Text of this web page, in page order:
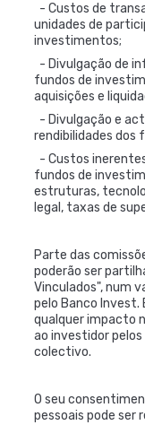
- Custos de
unidades de
investimentos;
- Divulgação de
fundos de
aquisições e
- Divulgação e
rendibilidades dos
- Custos
fundos de
estruturas,
legal, taxas de
Parte das
poderão ser
Vinculados", num
pelo Banco
qualquer impacto
ao investidor
colectivo.
O seu
pessoais pode ser